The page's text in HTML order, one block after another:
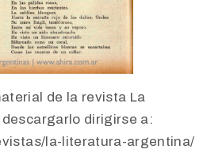
de la revista La
dirigirse a:
la-literatura-argentina/